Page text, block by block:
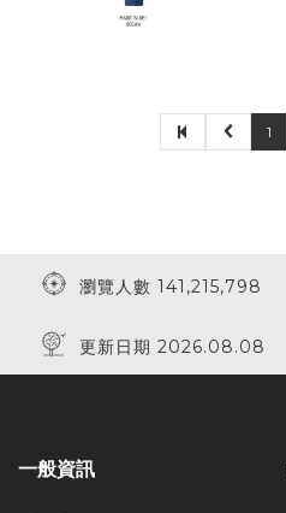
1
瀏覽人數 141,215,798
更新日期 2026.08.08
一般資訊